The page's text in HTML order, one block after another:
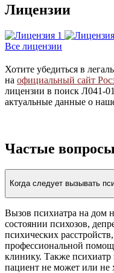
Лицензии
Все лицензии
Хотите убедиться в
на официальный сайт
лицензии в поиск Л041-
актуальные данные о
Частые
Когда следует вызывать
Вызов психиатра на дом
состоянии психозов,
психических
профессиональной
клинику. Также психиатр
пациент не может или не